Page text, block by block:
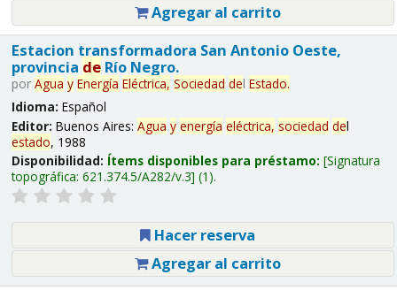
Agregar al carrito
Estacion transformadora San Antonio Oeste,
provincia deRío Negro.
por Agua y Energía Eléctrica, Sociedad del Estado.
Idioma: Español
Editor: Buenos Aires: Agua y energía eléctrica, sociedad del
estado, 1988
Disponibilidad: Ítems disponibles para préstamo: Signatura
topográfica: 621.374.5/A282/v.3 (1).
Hacer reserva
Agregar al carrito